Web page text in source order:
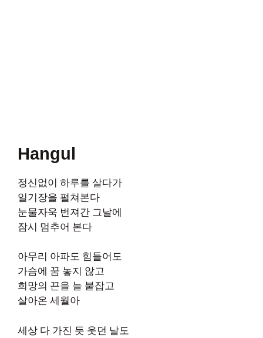
Hangul
정신없이 하루를 살다가
일기장을 펼쳐본다
눈물자욱 번져간 그날에
잠시 멈추어 본다
아무리 아파도 힘들어도
가슴에 꿈 놓지 않고
희망의 끈을 늘 붙잡고
살아온 세월아
세상 다 가진 듯 웃던 날도